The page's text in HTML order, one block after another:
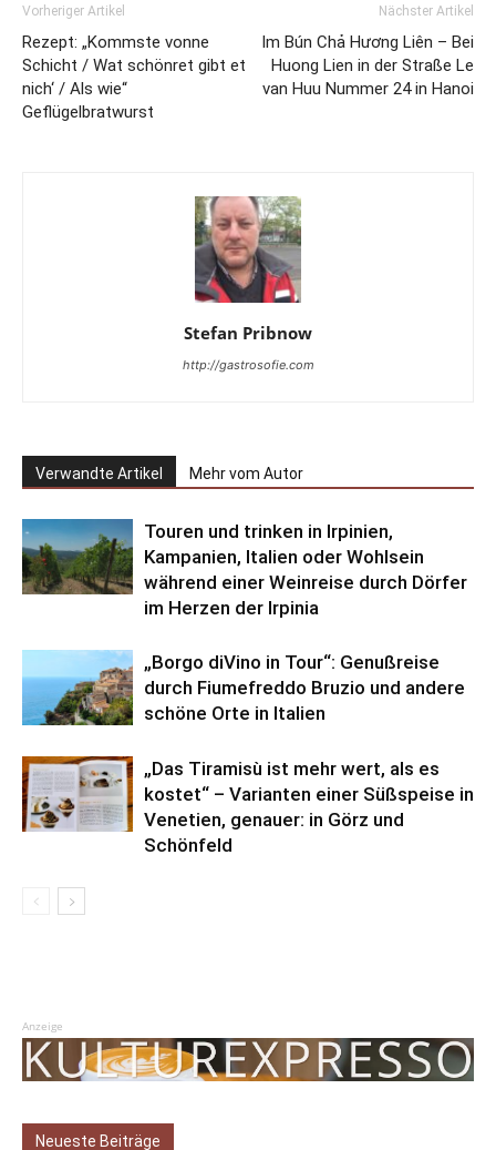
Vorheriger Artikel
Rezept: „Kommste vonne
Schicht / Wat schönret gibt et
nich‘ / Als wie“
Geflügelbratwurst
Nächster Artikel
Im Bún Chả Hương Liên – Bei
Huong Lien in der Straße Le
van Huu Nummer 24 in Hanoi
Stefan Pribnow
http://gastrosofie.com
Verwandte Artikel Mehr vom Autor
Touren und trinken in Irpinien,
Kampanien, Italien oder Wohlsein
während einer Weinreise durch Dörfer
im Herzen der Irpinia
„Borgo diVino in Tour“: Genußreise
durch Fiumefreddo Bruzio und andere
schöne Orte in Italien
„Das Tiramisù ist mehr wert, als es
kostet“ – Varianten einer Süßspeise in
Venetien, genauer: in Görz und
Schönfeld
Anzeige
Neueste Beiträge